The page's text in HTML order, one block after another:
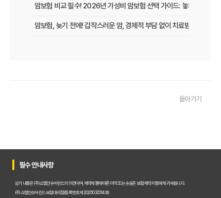
암보험 비교 필수! 2026년 가성비 암보험 선택 가이드: 놓치면 손해
암보험, 늦기 전에! 갑작스러운 암, 경제적 부담 없이 치료받는 방법
50대 암보험, 지금 가입하면 딱! 후회없는 선택, 핵심 비교분석
암보험 비교, 2026년 숨겨진 혜택까지 꼼꼼하게 파헤쳐 드립니다!
암보험 늦기 전에! 지금 가입해야만 하는 결정적 이유
돌아가기
필수 안내사항
상기 내용은 (주)쇼엠인슈어런스의 의견이며, 계약체결에 따른 이익 또는 손실은 보험계약자 등에게 귀속됩니다.
(주)쇼엠인슈어런스 보험대리점(등록번호 제2025030014호)